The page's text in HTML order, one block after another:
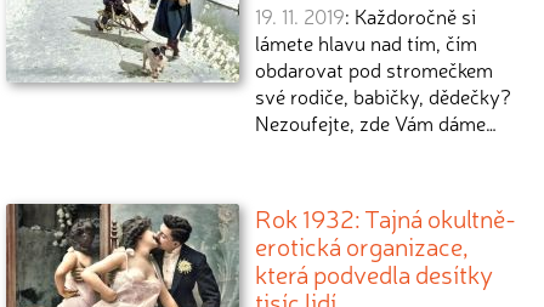
19. 11. 2019: Každoročně si
lámete hlavu nad tím, čím
obdarovat pod stromečkem
své rodiče, babičky, dědečky?
Nezoufejte, zde Vám dáme…
Rok 1932: Tajná okultně-
erotická organizace,
která podvedla desítky